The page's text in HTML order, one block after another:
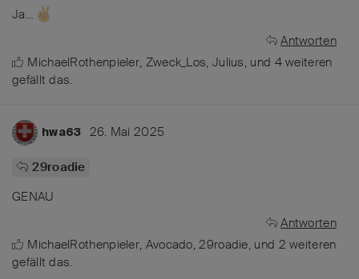
Ja…
Antworten
MichaelRothenpieler, Zweck_Los, Julius, und 4weiteren
gefällt das.
hwa63 26. Mai 2025
29roadie
GENAU
Antworten
MichaelRothenpieler, Avocado,29roadie, und 2 weiteren
gefällt das.